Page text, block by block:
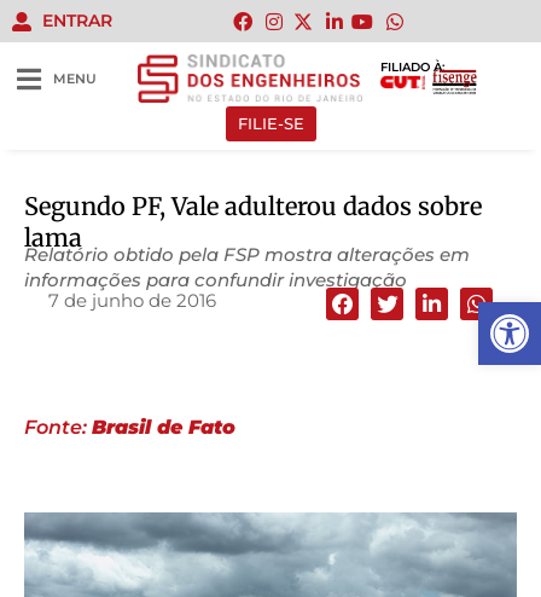
Abrir
ENTRAR
MENU
FILIADO À:
FILIE-SE
Segundo PF, Vale adulterou dados sobre
lama
Relatório obtido pela FSP mostra alterações em
informações para confundir investigação
7 de junho de 2016
Fonte: Brasil de Fato